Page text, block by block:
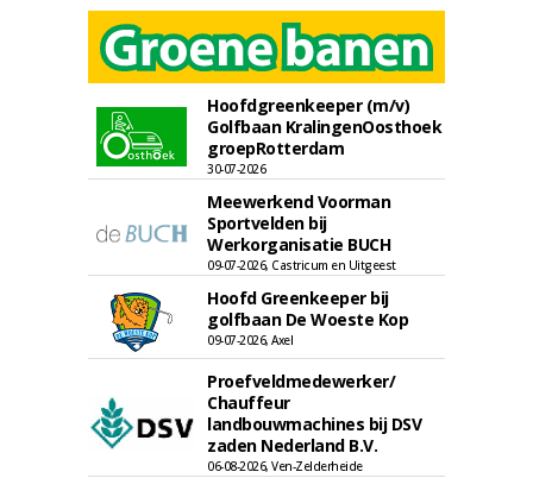
Hoofdgreenkeeper (m/v)
Golfbaan KralingenOosthoek
groepRotterdam
30-07-2026
Meewerkend Voorman
Sportvelden bij
Werkorganisatie BUCH
09-07-2026, Castricum en Uitgeest
Hoofd Greenkeeper bij
golfbaan De Woeste Kop
09-07-2026, Axel
Proefveldmedewerker/
Chauffeur
landbouwmachines bij DSV
zaden Nederland B.V.
06-08-2026, Ven-Zelderheide